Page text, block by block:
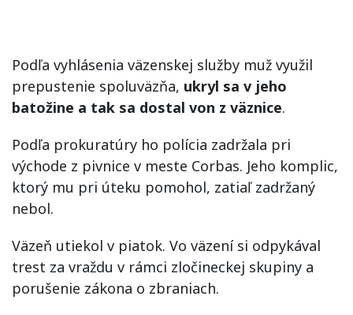
Podľa vyhlásenia väzenskej služby muž využil
prepustenie spoluväzňa, ukryl sa v jeho
batožine a tak sa dostal von z väznice.
Podľa prokuratúry ho polícia zadržala pri
východe z pivnice v meste Corbas. Jeho komplic,
ktorý mu pri úteku pomohol, zatiaľ zadržaný
nebol.
Väzeň utiekol v piatok. Vo väzení si odpykával
trest za vraždu v rámci zločineckej skupiny a
porušenie zákona o zbraniach.